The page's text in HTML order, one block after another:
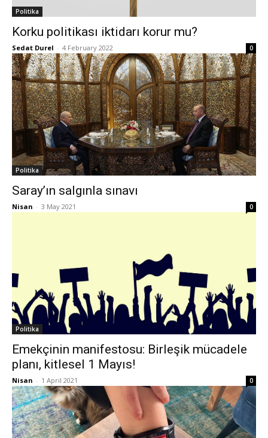
Politika
Korku politikası iktidarı korur mu?
Sedat Durel - 4 February 2022 0
Politika
Saray’ın salgınla sınavı
Nisan - 3 May 2021 0
Politika
Emekçinin manifestosu: Birleşik mücadele
planı, kitlesel 1 Mayıs!
Nisan - 1 April 2021 0